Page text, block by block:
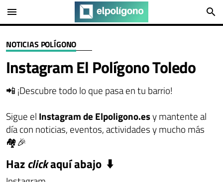
menu search
NOTICIAS POLÍGONO
Instagram El Polígono Toledo
📲 ¡Descubre todo lo que pasa en tu barrio!
Sigue el Instagram de Elpoligono.esy mantente al
día con noticias, eventos, actividades y mucho más
🏘️🎉
Hazclickaquí abajo ⬇️